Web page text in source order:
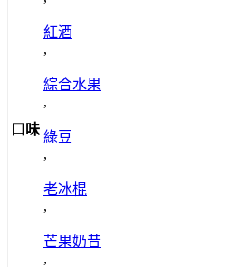
口味
紅酒
,
綜合水果
,
綠豆
,
老冰棍
,
芒果奶昔
,